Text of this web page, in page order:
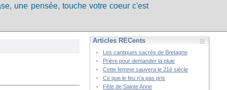
une pensée, touche votre coeur c'est
Articles RÉCents
Les cantiques sacrés de Bretagne
Prière pour demander la pluie
Cette femme sauvera le 21è siècle
Ce que le feu n’a pas pris
Fête de Sainte Anne